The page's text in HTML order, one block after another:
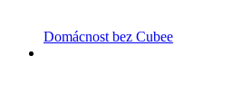
Domácnost bez Cubee